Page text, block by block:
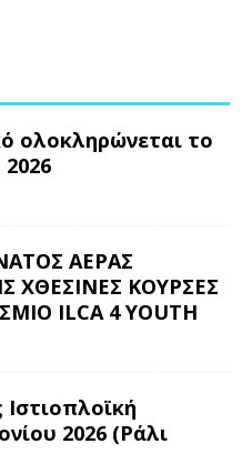
ολοκληρώνεται το
2026
ΑΕΡΑΣ
ΧΘΕΣΙΝΕΣ ΚΟΥΡΣΕΣ
ILCA 4 YOUTH
Ιστιοπλοϊκή
2026 (Ράλι